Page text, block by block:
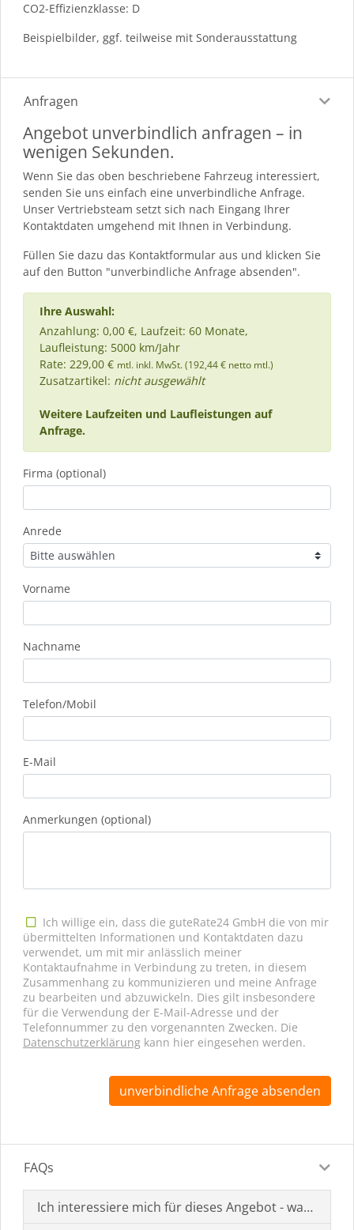
CO2-Effizienzklasse: D
Beispielbilder, ggf. teilweise mit Sonderausstattung
Anfragen
Angebot unverbindlich anfragen – in
wenigen Sekunden.
Wenn Sie das oben beschriebene Fahrzeug interessiert,
senden Sie uns einfach eine unverbindliche Anfrage.
Unser Vertriebsteam setzt sich nach Eingang Ihrer
Kontaktdaten umgehend mit Ihnen in Verbindung.
Füllen Sie dazu das Kontaktformular aus und klicken Sie
auf den Button "unverbindliche Anfrage absenden".
Ihre Auswahl:
Anzahlung: 0,00 €, Laufzeit: 60 Monate,
Laufleistung: 5000 km/Jahr
Rate: 229,00 € mtl. inkl. MwSt. (192,44 € netto mtl.)
Zusatzartikel: nicht ausgewählt
Weitere Laufzeiten und Laufleistungen auf
Anfrage.
Firma (optional)
Anrede
Vorname
Nachname
Telefon/Mobil
E-Mail
Anmerkungen (optional)
Ich willige ein, dass die guteRate24 GmbH die von mir
übermittelten Informationen und Kontaktdaten dazu
verwendet, um mit mir anlässlich meiner
Kontaktaufnahme in Verbindung zu treten, in diesem
Zusammenhang zu kommunizieren und meine Anfrage
zu bearbeiten und abzuwickeln. Dies gilt insbesondere
für die Verwendung der E-Mail-Adresse und der
Telefonnummer zu den vorgenannten Zwecken. Die
Datenschutzerklärung kann hier eingesehen werden.
unverbindliche Anfrage absenden
FAQs
Ich interessiere mich für dieses Angebot - was muss